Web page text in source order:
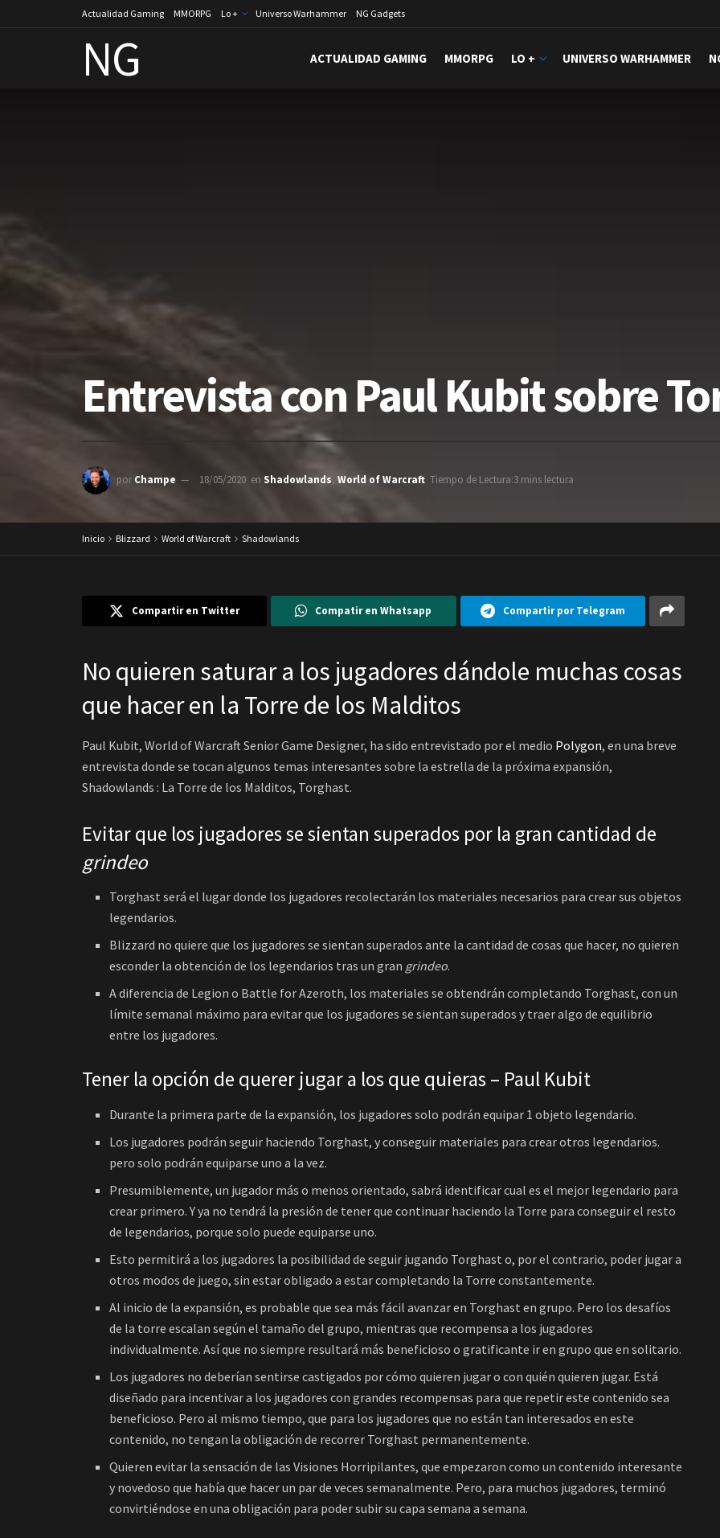
Actualidad Gaming MMORPG Lo + Universo Warhammer NG Gadgets
NG ACTUALIDAD GAMING MMORPG LO + UNIVERSO WARHAMMER
Entrevista con Paul Kubit sobre
por Champe 18/05/2020 en Shadowlands, World of Warcraft Tiempo de Lectura:3 mins lectura
Inicio Blizzard World of Warcraft Shadowlands
Compartir en Twitter Compatir en Whatsapp Compartir por Telegram
No quieren saturar a los jugadores dándole muchas cosas
que hacer en la Torre de los Malditos
Paul Kubit, World of Warcraft Senior Game Designer, ha sido entrevistado por el medio Polygon, en una breve
entrevista donde se tocan algunos temas interesantes sobre la estrella de la próxima expansión,
Shadowlands : La Torre de los Malditos, Torghast.
Evitar que los jugadores se sientan superados por la gran cantidad de
grindeo
Torghast será el lugar donde los jugadores recolectarán los materiales necesarios para crear sus objetos
legendarios.
Blizzard no quiere que los jugadores se sientan superados ante la cantidad de cosas que hacer, no quieren
esconder la obtención de los legendarios tras un gran grindeo.
A diferencia de Legion o Battle for Azeroth, los materiales se obtendrán completando Torghast, con un
límite semanal máximo para evitar que los jugadores se sientan superados y traer algo de equilibrio
entre los jugadores.
Tener la opción de querer jugar a los que quieras – Paul Kubit
Durante la primera parte de la expansión, los jugadores solo podrán equipar 1 objeto legendario.
Los jugadores podrán seguir haciendo Torghast, y conseguir materiales para crear otros legendarios.
pero solo podrán equiparse uno a la vez.
Presumiblemente, un jugador más o menos orientado, sabrá identificar cual es el mejor legendario para
crear primero. Y ya no tendrá la presión de tener que continuar haciendo la Torre para conseguir el resto
de legendarios, porque solo puede equiparse uno.
Esto permitirá a los jugadores la posibilidad de seguir jugando Torghast o, por el contrario, poder jugar a
otros modos de juego, sin estar obligado a estar completando la Torre constantemente.
Al inicio de la expansión, es probable que sea más fácil avanzar en Torghast en grupo. Pero los desafíos
de la torre escalan según el tamaño del grupo, mientras que recompensa a los jugadores
individualmente. Así que no siempre resultará más beneficioso o gratificante ir en grupo que en solitario.
Los jugadores no deberían sentirse castigados por cómo quieren jugar o con quién quieren jugar. Está
diseñado para incentivar a los jugadores con grandes recompensas para que repetir este contenido sea
beneficioso. Pero al mismo tiempo, que para los jugadores que no están tan interesados en este
contenido, no tengan la obligación de recorrer Torghast permanentemente.
Quieren evitar la sensación de las Visiones Horripilantes, que empezaron como un contenido interesante
y novedoso que había que hacer un par de veces semanalmente. Pero, para muchos jugadores, terminó
convirtiéndose en una obligación para poder subir su capa semana a semana.